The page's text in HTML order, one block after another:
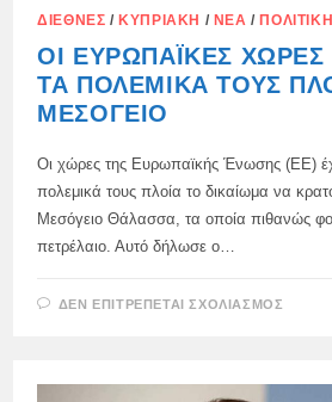
ΔΙΕΘΝΈΣ / ΚΥΠΡΙΑΚΉ / ΝΈΑ / ΠΟΛΙΤΙΚΉ
ΟΙ ΕΥΡΩΠΑΪΚΈΣ
ΤΑ ΠΟΛΕΜΙΚΆ ΤΟΥΣ
ΜΕΣΌΓΕΙΟ
Οι χώρες της Ευρωπαϊκής Ένωσης (ΕΕ)
πολεμικά τους πλοία το δικαίωμα να
Μεσόγειο Θάλασσα, τα οποία πιθανώς
πετρέλαιο. Αυτό δήλωσε ο…
ΔΕΝ ΕΠΙΤΡΈΠΕΤΑΙ ΣΧΟΛΙΑΣΜΌΣ
ΤΑ